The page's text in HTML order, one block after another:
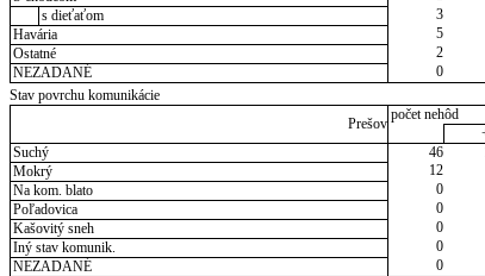
s dieťaťom
3
Havária
5
Ostatné
2
NEZADANÉ
0
Stav povrchu komunikácie
Prešov
počet nehôd
Suchý
46
Mokrý
12
Na kom. blato
0
Poľadovica
0
Kašovitý sneh
0
Iný stav komunik.
0
NEZADANÉ
0